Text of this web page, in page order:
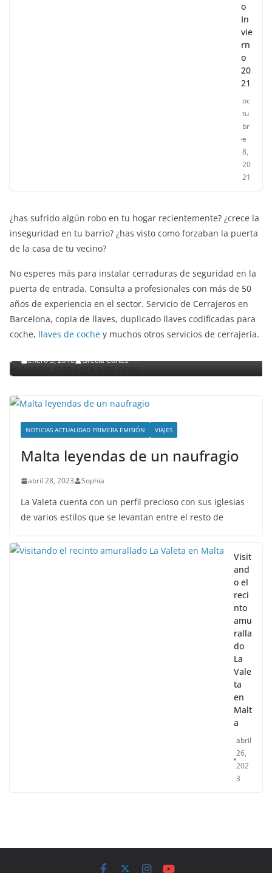
o
In
vie
rn
o
20
21
oc
tu
br
e
8,
20
21
¿has sufrido algún robo en tu hogar recientemente? ¿crece la
inseguridad en tu barrio? ¿has visto como forzaban la puerta
de la casa de tu vecino?
No esperes más para instalar cerraduras de seguridad en la
puerta de entrada. Consulta a profesionales con más de 50
años de experiencia en el sector. Servicio de Cerrajeros en
Barcelona, copia de llaves, duplicado llaves codificadas para
coche, llaves de coche y muchos otros servicios de cerrajería.
ENTRETENIMIENTO Y CURIOSIDADES LIBROS CINE Y TV
Slender Man llega al cine y te mostramos todos los
detalles
enero 3, 2018 Grecia Cortez
NOTICIAS ACTUALIDAD PRIMERA EMISIÓN VIAJES
Malta leyendas de un naufragio
abril 28, 2023 Sophia
La Valeta cuenta con un perfil precioso con sus iglesias
de varios estilos que se levantan entre el resto de
Visit
and
o el
reci
nto
amu
ralla
do
La
Vale
ta
en
Malt
a
abril
26,
202
3